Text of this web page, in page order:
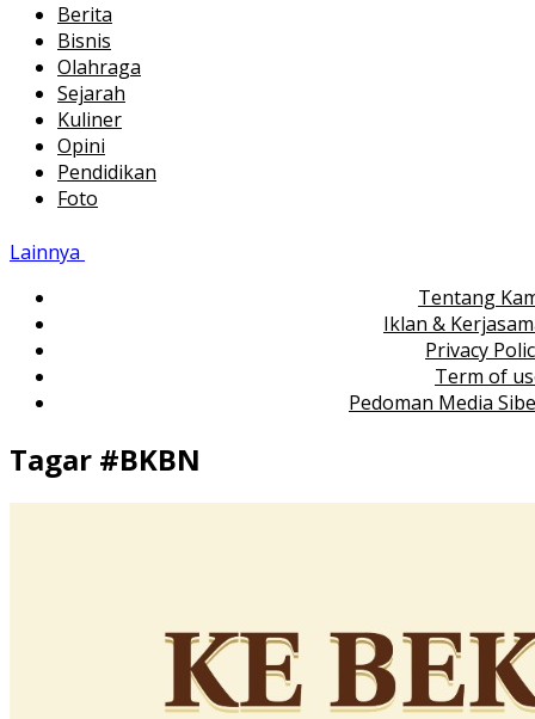
Berita
Bisnis
Olahraga
Sejarah
Kuliner
Opini
Pendidikan
Foto
Lainnya
Tentang
Iklan &
Privacy
Term of
Pedoman Media
Tagar #BKBN